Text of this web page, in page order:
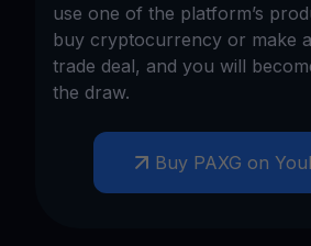
use one of the platform’s
buy cryptocurrency or make
trade deal, and you will
the draw.
Buy PAXG on